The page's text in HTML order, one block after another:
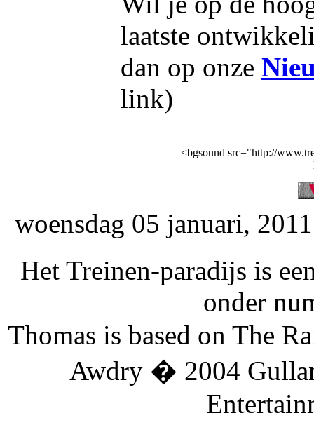
laatste
dan op onze
link)
<bgsound src="http://
woensdag 05 januari,
Het Treinen-paradijs is
onder
Thomas is based on The
Awdry � 2004